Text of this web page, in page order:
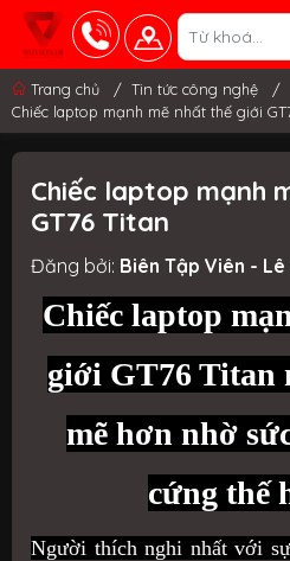
Trang chủ / Tin tức công nghệ
/
Chiếc laptop mạnh mẽ nhất thế giới
Chiếc laptop mạnh
GT76 Titan
Đăng bởi: Biên Tập Viên -
Chiếc laptop
giới GT76 Titan
mẽ hơn nhờ
cứng thế
Người thích nghi nhất với